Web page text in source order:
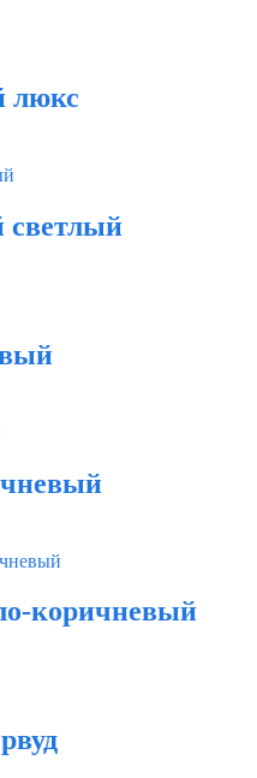
люкс
светлый
коричневый